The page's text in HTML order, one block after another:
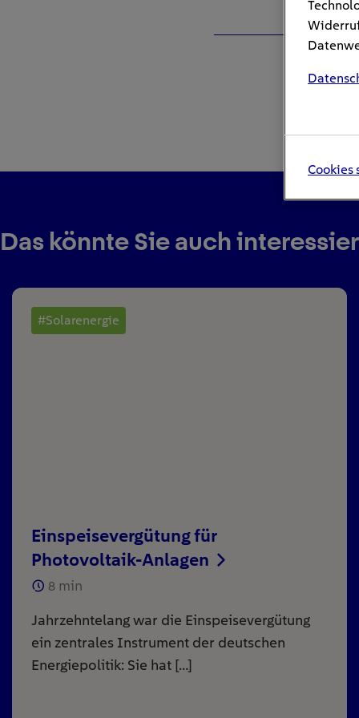
Das könnte Sie auch
#Solarenergie
Einspeisevergütung für
Photovoltaik-Anlagen
8 min
Jahrzehntelang war die Einspeisevergütung
ein zentrales Instrument der deutschen
Energiepolitik: Sie hat […]
Cookies